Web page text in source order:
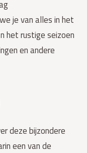
je van alles in het
het rustige seizoen
en andere
deze bijzondere
een van de